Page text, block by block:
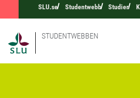
SLU.se Studentwebb Studier
STUDENTWEBBEN